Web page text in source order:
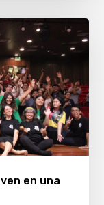
en una